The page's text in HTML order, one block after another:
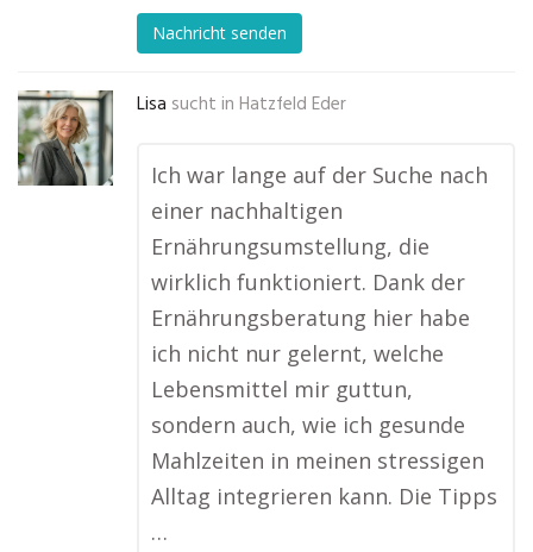
Nachricht senden
Lisa sucht in Hatzfeld Eder
Ich war lange auf der Suche nach
einer nachhaltigen
Ernährungsumstellung, die
wirklich funktioniert. Dank der
Ernährungsberatung hier habe
ich nicht nur gelernt, welche
Lebensmittel mir guttun,
sondern auch, wie ich gesunde
Mahlzeiten in meinen stressigen
Alltag integrieren kann. Die Tipps
…